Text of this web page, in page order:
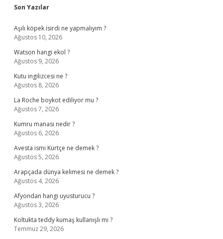
Sidebar
Son Yazılar
Aşılı köpek isirdi ne yapmalıyım ?
Ağustos 10, 2026
Watson hangi ekol ?
Ağustos 9, 2026
Kutu ingilizcesi ne ?
Ağustos 8, 2026
La Roche boykot ediliyor mu ?
Ağustos 7, 2026
Kumru manası nedir ?
Ağustos 6, 2026
Avesta ismi Kürtçe ne demek ?
Ağustos 5, 2026
Arapçada dünya kelimesi ne demek ?
Ağustos 4, 2026
Afyondan hangi uyusturucu ?
Ağustos 3, 2026
Koltukta teddy kumaş kullanışlı mı ?
Temmuz 29, 2026